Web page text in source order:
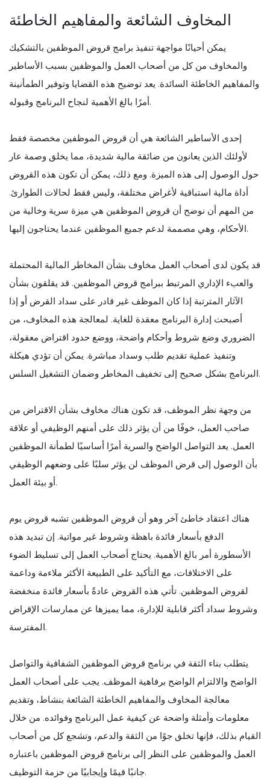
المخاوف الشائعة والمفاهيم الخاطئة
يمكن أحيانًا مواجهة تنفيذ برامج قروض الموظفين بالتشكيك
والمخاوف من كل من أصحاب العمل والموظفين بسبب الأساطير
والمفاهيم الخاطئة السائدة. يعد توضيح هذه القضايا وتوفير الطمأنينة
أمرًا بالغ الأهمية لنجاح البرنامج وقبوله.
إحدى الأساطير الشائعة هي أن قروض الموظفين مخصصة فقط
لأولئك الذين يعانون من ضائقة مالية شديدة، مما يخلق وصمة عار
حول الوصول إلى هذه الميزة. ومع ذلك، يمكن أن تكون هذه القروض
أداة مالية استباقية لأغراض مختلفة، وليس فقط لحالات الطوارئ.
من المهم أن نوضح أن قروض الموظفين هي ميزة سرية وخالية من
الأحكام، وهي مصممة لدعم جميع الموظفين عندما يحتاجون إليها.
قد يكون لدى أصحاب العمل مخاوف بشأن المخاطر المالية المحتملة
والعبء الإداري المرتبط ببرامج قروض الموظفين. قد يقلقون بشأن
الآثار المترتبة إذا كان الموظف غير قادر على سداد القرض أو إذا
أصبحت إدارة البرنامج معقدة للغاية. لمعالجة هذه المخاوف، من
الضروري وضع شروط وأحكام واضحة، ووضع حدود اقتراض معقولة،
وتنفيذ عملية تقديم طلب وسداد مباشرة. يمكن أن تؤدي هيكلة
البرنامج بشكل صحيح إلى تخفيف المخاطر وضمان التشغيل السلس.
من وجهة نظر الموظف، قد تكون هناك مخاوف بشأن الاقتراض من
صاحب العمل، خوفًا من أن يؤثر ذلك على أمنهم الوظيفي أو علاقة
العمل. يعد التواصل الواضح والسرية أمرًا أساسيًا لطمأنة الموظفين
بأن الوصول إلى قرض الموظف لن يؤثر سلبًا على وضعهم الوظيفي
أو بيئة العمل.
هناك اعتقاد خاطئ آخر وهو أن قروض الموظفين تشبه قروض يوم
الدفع بأسعار فائدة باهظة وشروط غير مواتية. إن تبديد هذه
الأسطورة أمر بالغ الأهمية. يحتاج أصحاب العمل إلى تسليط الضوء
على الاختلافات، مع التأكيد على الطبيعة الأكثر ملاءمة وداعمة
لقروض الموظفين. تأتي هذه القروض عادةً بأسعار فائدة منخفضة
وشروط سداد أكثر قابلية للإدارة، مما يميزها عن ممارسات الإقراض
المفترسة.
يتطلب بناء الثقة في برنامج قروض الموظفين الشفافية والتواصل
الواضح والالتزام الواضح برفاهية الموظف. يجب على أصحاب العمل
معالجة المخاوف والمفاهيم الخاطئة الشائعة بنشاط، وتقديم
معلومات وأمثلة واضحة عن كيفية عمل البرنامج وفوائده. من خلال
القيام بذلك، فإنها تخلق جوًا من الثقة والدعم، وتشجع كل من أصحاب
العمل والموظفين على النظر إلى برنامج قروض الموظفين باعتباره
جانبًا قيمًا وإيجابيًا من حزمة التوظيف.